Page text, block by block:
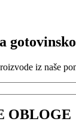
iz naše
OBLOGE